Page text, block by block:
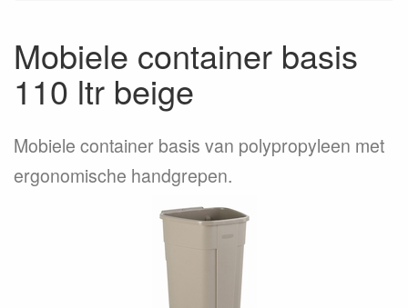
Mobiele container basis
110 ltr beige
Mobiele container basis van polypropyleen met
ergonomische handgrepen.